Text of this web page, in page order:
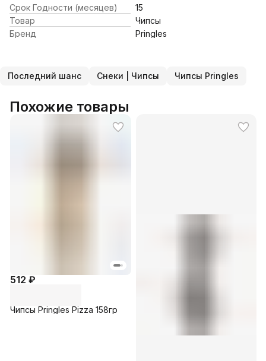
Срок Годности (месяцев)
15
Товар
Чипсы
Бренд
Pringles
Последний шанс Снеки | Чипсы Чипсы Pringles
Похожие товары
512 ₽
Чипсы Pringles Pizza 158гр